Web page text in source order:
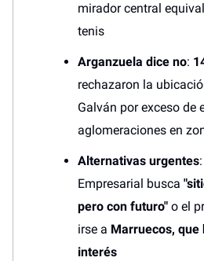
mirador central
tenis
Arganzuela dice no:
rechazaron la
Galván por exceso de
aglomeraciones en
Alternativas urgentes
Empresarial busca
pero con futuro" o el
irse a Marruecos, que
interés